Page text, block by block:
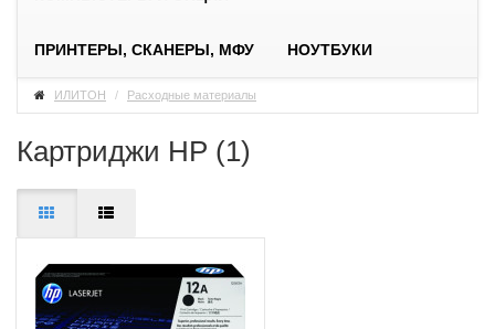
ПРИНТЕРЫ, СКАНЕРЫ, МФУ НОУТБУКИ
ИЛИТОН Расходные материалы
Картриджи HP (1)